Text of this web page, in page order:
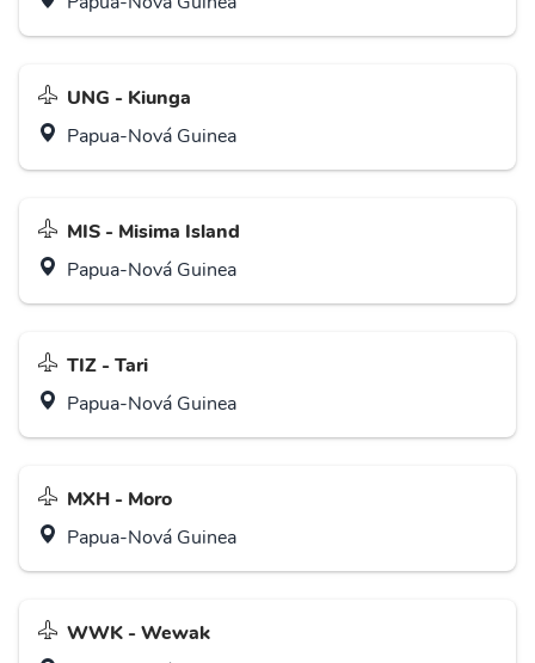
UNG - Kiunga
Papua-Nová Guinea
MIS - Misima Island
Papua-Nová Guinea
TIZ - Tari
Papua-Nová Guinea
MXH - Moro
Papua-Nová Guinea
WWK - Wewak